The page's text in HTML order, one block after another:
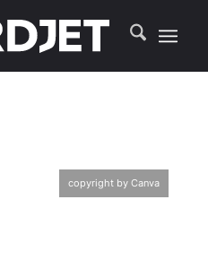
copyright by Canva